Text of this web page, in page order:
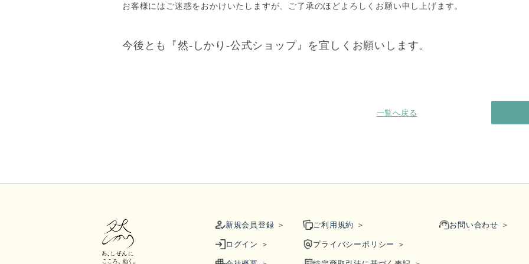
お客様にはご迷惑をおかけいたしますが、ご了承のほどよろしくお願い申し上げます。
今後とも『然-しかり-公式ショップ』を宜しくお願いします。
一覧へ戻る
新規会員登録 ＞
ログイン ＞
ご利用規約 ＞
プライバシーポリシー ＞
お問い合わせ ＞